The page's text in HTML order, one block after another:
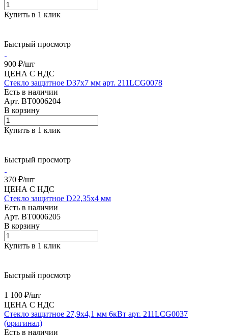
Купить в 1 клик
Быстрый просмотр
900 ₽/шт
ЦЕНА С НДС
Стекло защитное D37х7 мм арт. 211LCG0078
Есть в наличии
Арт. BT0006204
В корзину
Купить в 1 клик
Быстрый просмотр
370 ₽/шт
ЦЕНА С НДС
Стекло защитное D22,35х4 мм
Есть в наличии
Арт. BT0006205
В корзину
Купить в 1 клик
Быстрый просмотр
1 100 ₽/шт
ЦЕНА С НДС
Стекло защитное 27,9х4,1 мм 6кВт арт. 211LCG0037
(оригинал)
Есть в наличии